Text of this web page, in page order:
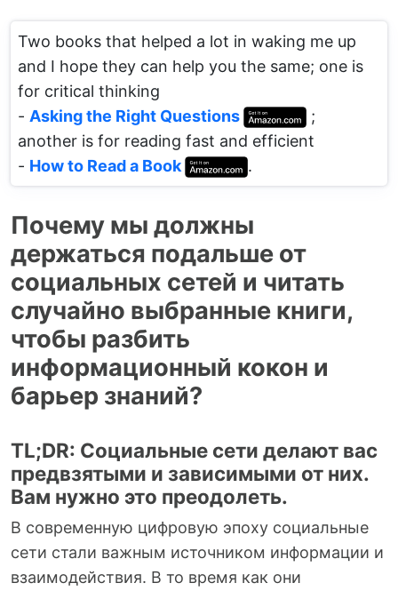
Two books that helped a lot in waking me up
and I hope they can help you the same; one is
for critical thinking
- Asking the Right Questions
;
another is for reading fast and efficient
- How to Read a Book .
Почему мы должны
держаться подальше от
социальных сетей и читать
случайно выбранные книги,
чтобы разбить
информационный кокон и
барьер знаний?
TL;DR: Социальные сети делают вас
предвзятыми и зависимыми от них.
Вам нужно это преодолеть.
В современную цифровую эпоху социальные
сети стали важным источником информации и
взаимодействия. В то время как они